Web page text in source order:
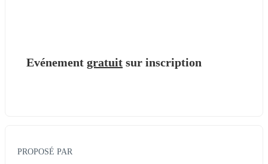
Evénement gratuit sur inscription
PROPOSÉ PAR